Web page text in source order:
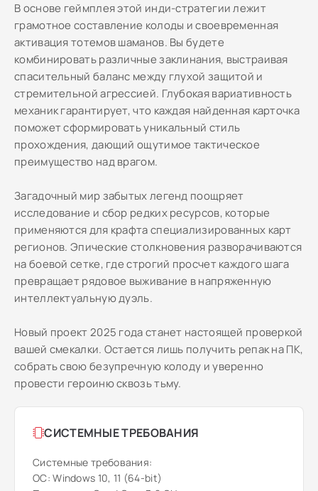
В основе геймплея этой инди-стратегии лежит
грамотное составление колоды и своевременная
активация тотемов шаманов. Вы будете
комбинировать различные заклинания, выстраивая
спасительный баланс между глухой защитой и
стремительной агрессией. Глубокая вариативность
механик гарантирует, что каждая найденная карточка
поможет сформировать уникальный стиль
прохождения, дающий ощутимое тактическое
преимущество над врагом.
Загадочный мир забытых легенд поощряет
исследование и сбор редких ресурсов, которые
применяются для крафта специализированных карт
регионов. Эпические столкновения разворачиваются
на боевой сетке, где строгий просчет каждого шага
превращает рядовое выживание в напряженную
интеллектуальную дуэль.
Новый проект 2025 года станет настоящей проверкой
вашей смекалки. Остается лишь получить репак на ПК,
собрать свою безупречную колоду и уверенно
провести героиню сквозь тьму.
СИСТЕМНЫЕ ТРЕБОВАНИЯ
Системные требования:
ОС: Windows 10, 11 (64-bit)